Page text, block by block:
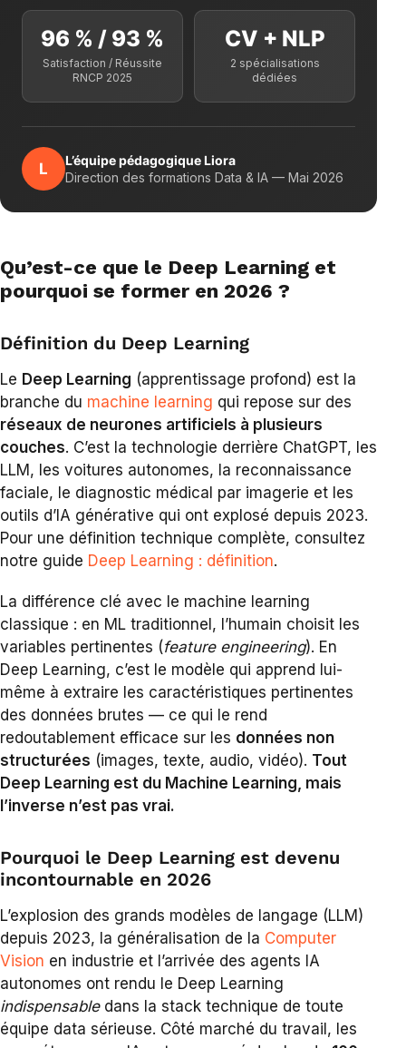
96 % / 93 %
Satisfaction / Réussite
RNCP 2025
CV + NLP
2 spécialisations
dédiées
L
L’équipe pédagogique Liora
Direction des formations Data & IA — Mai 2026
Qu’est-ce que le Deep Learning et
pourquoi se former en 2026 ?
Définition du Deep Learning
Le Deep Learning (apprentissage profond) est la
branche du machine learning qui repose sur des
réseaux de neurones artificiels à plusieurs
couches. C’est la technologie derrière ChatGPT, les
LLM, les voitures autonomes, la reconnaissance
faciale, le diagnostic médical par imagerie et les
outils d’IA générative qui ont explosé depuis 2023.
Pour une définition technique complète, consultez
notre guide Deep Learning : définition.
La différence clé avec le machine learning
classique : en ML traditionnel, l’humain choisit les
variables pertinentes (feature engineering). En
Deep Learning, c’est le modèle qui apprend lui-
même à extraire les caractéristiques pertinentes
des données brutes — ce qui le rend
redoutablement efficace sur les données non
structurées (images, texte, audio, vidéo). Tout
Deep Learning est du Machine Learning, mais
l’inverse n’est pas vrai.
Pourquoi le Deep Learning est devenu
incontournable en 2026
L’explosion des grands modèles de langage (LLM)
depuis 2023, la généralisation de la Computer
Vision en industrie et l’arrivée des agents IA
autonomes ont rendu le Deep Learning
indispensabledans la stack technique de toute
équipe data sérieuse. Côté marché du travail, les